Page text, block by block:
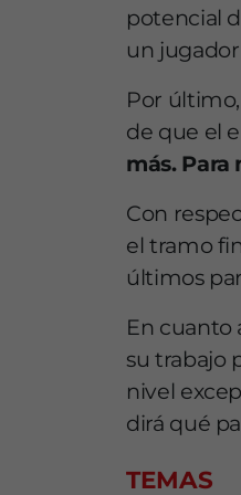
potencial
un
Por
de que el
más.
Con
el tramo
últimos
En cuanto
su trabajo
nivel
dirá qué
TEMAS